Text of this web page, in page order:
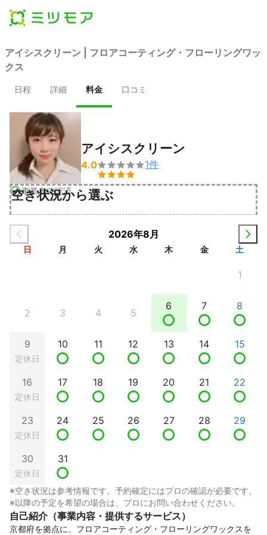
アイシスクリーン | フロアコーティング・フローリングワッ
クス
日程 詳細 料金 口コミ
事業者確認済
アイシスクリーン
4.0

1件
空き状況から選ぶ
2026年8月
日 月 火 水 木 金 土
1
2 3 4 5
6 7 8
9
定休日
10 11 12 13 14 15
16
定休日
17 18 19 20 21 22
23
定休日
24 25 26 27 28 29
30
定休日
31
※空き状況は参考情報です。予約確定にはプロの確認が必要です。
※以降の予定を希望の場合は、プロにお問い合わせください。
自己紹介（事業内容・提供するサービス）
京都府を拠点に、フロアコーティング・フローリングワックスを